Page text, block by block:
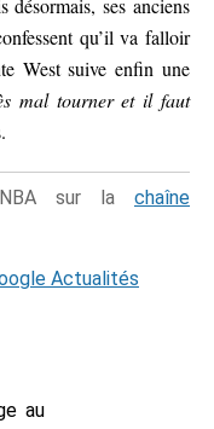
désormais, ses anciens
qu’il va falloir
West suive enfin une
mal tourner et il faut
sur la chaîne
Actualités
au